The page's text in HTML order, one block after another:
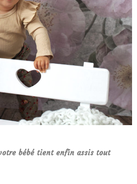
bébé tient enfin assis tout